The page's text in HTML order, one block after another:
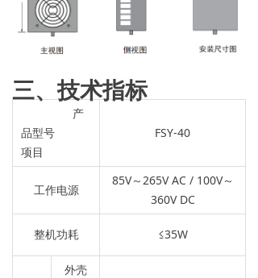
三、技术指标
产
品型号
项目
FSY-40
工作电源
85V～265V AC / 100V～
360V DC
整机功耗 ≤35W
外壳